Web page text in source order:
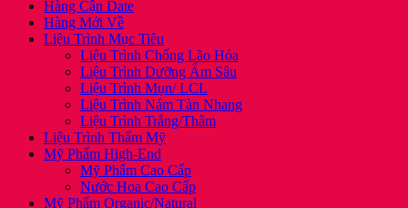
Hàng Cận Date
Hàng Mới Về
Liệu Trình Mục Tiêu
Liệu Trình Chống Lão Hóa
Liệu Trình Dưỡng Ẩm Sâu
Liệu Trình Mụn/ LCL
Liệu Trình Nám Tàn Nhang
Liệu Trình Trắng/Thâm
Liệu Trình Thẩm Mỹ
Mỹ Phẩm High-End
Mỹ Phẩm Cao Cấp
Nước Hoa Cao Cấp
Mỹ Phẩm Organic/Natural